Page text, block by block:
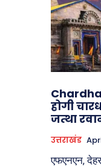
होगी
जत्था
उत्तराखंड
एफएनएन,